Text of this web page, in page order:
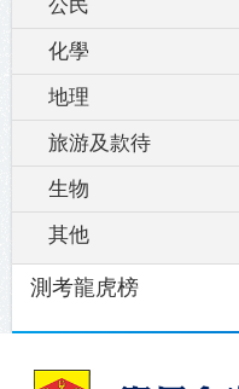
公民
化學
地理
旅游及款待
生物
其他
測考龍虎榜